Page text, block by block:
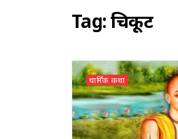
Tag:चित्रकूट
धार्मिक कथा